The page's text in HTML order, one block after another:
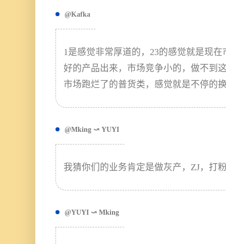
@Kafka
1是感觉非常厚道的，23的感觉就是现
好的产品出来，市场竞争小的，做不到
市场跑烂了的普货类，感觉就是不停的
@Mking ⤻ YUYI
我猜你们的业务肯定是做灰产，ZJ，打
@YUYI ⤻ Mking